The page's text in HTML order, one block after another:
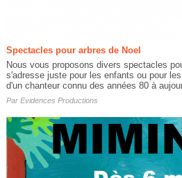
Spectacles pour arbres de Noel
Nous vous proposons divers spectacles
s'adresse juste pour les enfants ou pour
d'un chanteur connu des années 80 à
Par Evidences Productions